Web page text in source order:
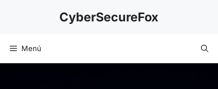
CyberSecureFox
Menú